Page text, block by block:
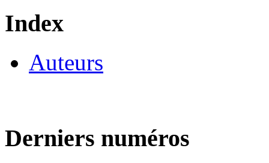
Index
Auteurs
Derniers numéros